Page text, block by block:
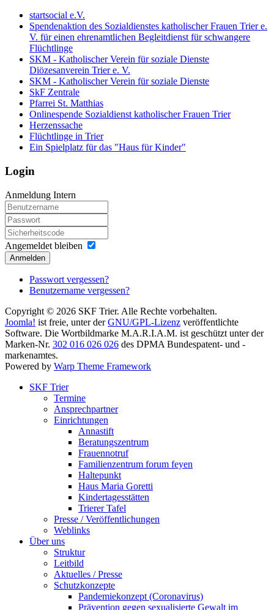
startsocial e.V.
Spendenaktion des Sozialdienstes katholischer Frauen Trier e.
V. für einen ehrenamtlichen Begleitdienst für schwangere
Flüchtlinge
SKM - Katholischer Verein für soziale Dienste
Diözesanverein Trier e. V.
SKM - Katholischer Verein für soziale Dienste
SkF Zentrale
Pfarrei St. Matthias
Onlinespende Sozialdienst katholischer Frauen Trier
Herzenssache
Flüchtlinge in Trier
Ein Spielplatz für das "Haus für Kinder"
Login
Anmeldung Intern
Angemeldet bleiben
Anmelden
Passwort vergessen?
Benutzername vergessen?
Copyright © 2026 SKF Trier. Alle Rechte vorbehalten.
Joomla! ist freie, unter derGNU/GPL-Lizenz veröffentlichte
Software. Die Wortbildmarke M.A.R.I.A.M. ist geschützt unter der
Marken-Nr. 302 016 026 026 des DPMA Bundespatent- und -
markenamtes.
Powered by Warp Theme Framework
SKF Trier
Termine
Ansprechpartner
Einrichtungen
Annastift
Beratungszentrum
Frauennotruf
Familienzentrum forum feyen
Haltepunkt
Haus Maria Goretti
Kindertagesstätten
Trierer Tafel
Presse / Veröffentlichungen
Weblinks
Über uns
Struktur
Leitbild
Aktuelles / Presse
Schutzkonzepte
Pandemiekonzept (Coronavirus)
Prävention gegen sexualisierte Gewalt im